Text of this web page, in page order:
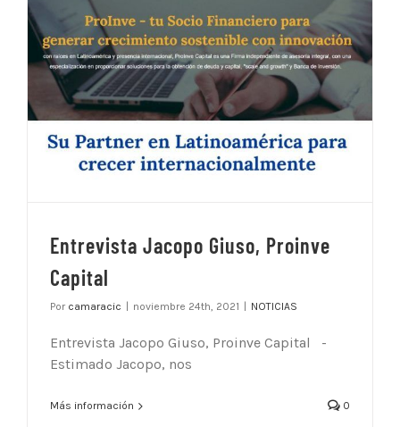
Entrevista Jacopo Giuso, Proinve
Capital
Por camaracic noviembre 24th, 2021 NOTICIAS
Entrevista Jacopo Giuso, Proinve Capital -
Estimado Jacopo, nos
Más información 0